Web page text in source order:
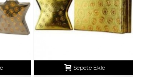
Sepete Ekle